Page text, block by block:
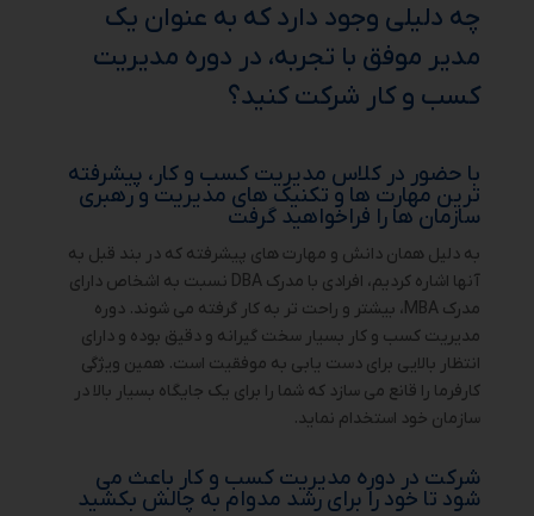
چه دلیلی وجود دارد که به عنوان یک
مدیر موفق با تجربه، در دوره مدیریت
کسب و کار شرکت کنید؟
با حضور در کلاس مدیریت کسب و کار، پیشرفته
ترین مهارت ها و تکنیک های مدیریت و رهبری
سازمان ها را فراخواهید گرفت
به دلیل همان دانش و مهارت های پیشرفته که در بند قبل به
آنها اشاره کردیم، افرادی با مدرک DBA نسبت به اشخاص دارای
مدرک MBA، بیشتر و راحت تر به کار گرفته می شوند. دوره
مدیریت کسب و کار بسیار سخت گیرانه و دقیق بوده و دارای
انتظار بالایی برای دست یابی به موفقیت است. همین ویژگی
کارفرما را قانع می سازد که شما را برای یک جایگاه بسیار بالا در
سازمان خود استخدام نماید.
شرکت در دوره مدیریت کسب و کار باعث می
شود تا خود را برای رشد مدوام به چالش بکشید